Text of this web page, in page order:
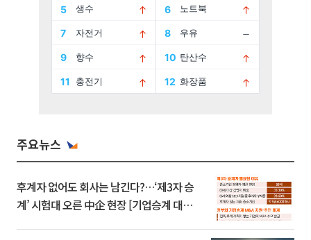
주요뉴스
후계자 없어도 회사는 남긴다?…‘제3자 승
계’ 시험대 오른 中企 현장 [기업승계 대전